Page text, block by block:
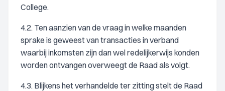
College.
4.2. Ten aanzien van de vraag in welke maanden
sprake is geweest van transacties in verband
waarbij inkomsten zijn dan wel redelijkerwijs konden
worden ontvangen overweegt de Raad als volgt.
4.3. Blijkens het verhandelde ter zitting stelt de Raad